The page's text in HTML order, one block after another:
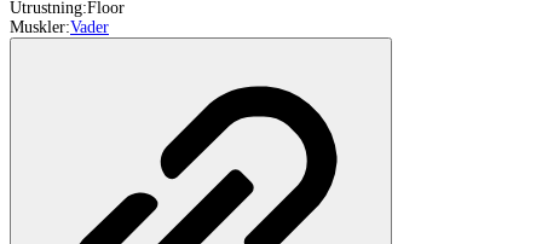
Utrustning:Floor
Muskler:Vader